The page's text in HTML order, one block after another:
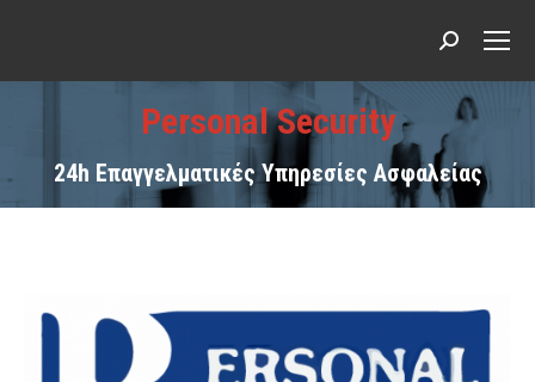
Search:
Personal Security
24h Επαγγελματικές Υπηρεσίες Ασφαλείας